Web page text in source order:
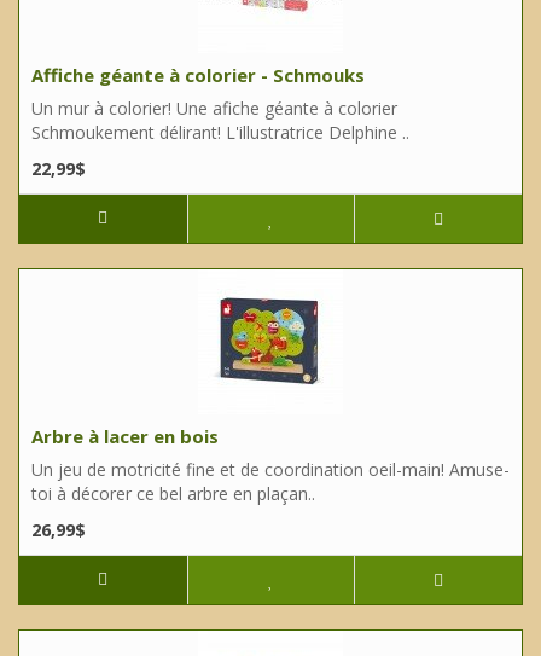
Affiche géante à colorier - Schmouks
Un mur à colorier! Une afiche géante à colorier
Schmoukement délirant! L'illustratrice Delphine ..
22,99$
Arbre à lacer en bois
Un jeu de motricité fine et de coordination oeil-main! Amuse-
toi à décorer ce bel arbre en plaçan..
26,99$